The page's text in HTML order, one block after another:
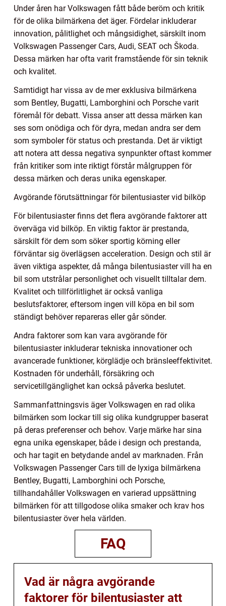
Under åren har Volkswagen fått både beröm och kritik
för de olika bilmärkena det äger. Fördelar inkluderar
innovation, pålitlighet och mångsidighet, särskilt inom
Volkswagen Passenger Cars, Audi, SEAT och Škoda.
Dessa märken har ofta varit framstående för sin teknik
och kvalitet.
Samtidigt har vissa av de mer exklusiva bilmärkena
som Bentley, Bugatti, Lamborghini och Porsche varit
föremål för debatt. Vissa anser att dessa märken kan
ses som onödiga och för dyra, medan andra ser dem
som symboler för status och prestanda. Det är viktigt
att notera att dessa negativa synpunkter oftast kommer
från kritiker som inte riktigt förstår målgruppen för
dessa märken och deras unika egenskaper.
Avgörande förutsättningar för bilentusiaster vid bilköp
För bilentusiaster finns det flera avgörande faktorer att
överväga vid bilköp. En viktig faktor är prestanda,
särskilt för dem som söker sportig körning eller
förväntar sig överlägsen acceleration. Design och stil är
även viktiga aspekter, då många bilentusiaster vill ha en
bil som utstrålar personlighet och visuellt tilltalar dem.
Kvalitet och tillförlitlighet är också vanliga
beslutsfaktorer, eftersom ingen vill köpa en bil som
ständigt behöver repareras eller går sönder.
Andra faktorer som kan vara avgörande för
bilentusiaster inkluderar tekniska innovationer och
avancerade funktioner, körglädje och bränsleeffektivitet.
Kostnaden för underhåll, försäkring och
servicetillgänglighet kan också påverka beslutet.
Sammanfattningsvis äger Volkswagen en rad olika
bilmärken som lockar till sig olika kundgrupper baserat
på deras preferenser och behov. Varje märke har sina
egna unika egenskaper, både i design och prestanda,
och har tagit en betydande andel av marknaden. Från
Volkswagen Passenger Cars till de lyxiga bilmärkena
Bentley, Bugatti, Lamborghini och Porsche,
tillhandahåller Volkswagen en varierad uppsättning
bilmärken för att tillgodose olika smaker och krav hos
bilentusiaster över hela världen.
FAQ
Vad är några avgörande
faktorer för bilentusiaster att